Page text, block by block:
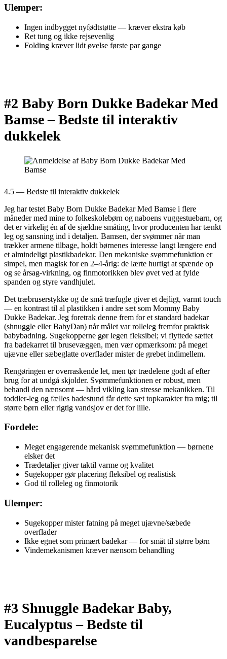
Ulemper:
Ingen indbygget nyfødtstøtte — kræver ekstra køb
Ret tung og ikke rejsevenlig
Folding kræver lidt øvelse første par gange
#2 Baby Born Dukke Badekar Med
Bamse –Bedste til interaktiv
dukkelek
4.5 — Bedste til interaktiv dukkelek
Jeg har testet Baby Born Dukke Badekar Med Bamse i flere
måneder med mine to folkeskolebørn og naboens vuggestuebarn, og
det er virkelig én af de sjældne småting, hvor producenten har tænkt
leg og sansning ind i detaljen. Bamsen, der svømmer når man
trækker armene tilbage, holdt børnenes interesse langt længere end
et almindeligt plastikbadekar. Den mekaniske svømmefunktion er
simpel, men magisk for en 2–4-årig: de lærte hurtigt at spænde op
og se årsag-virkning, og finmotorikken blev øvet ved at fylde
spanden og styre vandhjulet.
Det træbruserstykke og de små træfugle giver et dejligt, varmt touch
— en kontrast til al plastikken i andre sæt som Mommy Baby
Dukke Badekar. Jeg foretrak denne frem for et standard badekar
(shnuggle eller BabyDan) når målet var rolleleg fremfor praktisk
babybadning. Sugekopperne gør legen fleksibel; vi flyttede sættet
fra badekarret til brusevæggen, men vær opmærksom: på meget
ujævne eller sæbeglatte overflader mister de grebet indimellem.
Rengøringen er overraskende let, men tør trædelene godt af efter
brug for at undgå skjolder. Svømmefunktionen er robust, men
behandl den nænsomt — hård vikling kan stresse mekanikken. Til
toddler-leg og fælles badestund får dette sæt topkarakter fra mig; til
større børn eller rigtig vandsjov er det for lille.
Fordele:
Meget engagerende mekanisk svømmefunktion — børnene
elsker det
Trædetaljer giver taktil varme og kvalitet
Sugekopper gør placering fleksibel og realistisk
God til rolleleg og finmotorik
Ulemper:
Sugekopper mister fatning på meget ujævne/sæbede
overflader
Ikke egnet som primært badekar — for småt til større børn
Vindemekanismen kræver nænsom behandling
#3 Shnuggle Badekar Baby,
Eucalyptus –Bedste til
vandbesparelse